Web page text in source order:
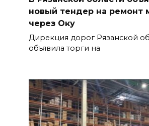
новый тендер на ремонт
через Оку
Дирекция дорог Рязанской
объявила торги на